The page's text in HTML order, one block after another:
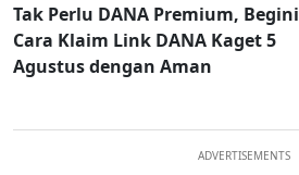
Tak Perlu DANA Premium, Begini
Cara Klaim Link DANA Kaget 5
Agustus dengan Aman
ADVERTISEMENTS